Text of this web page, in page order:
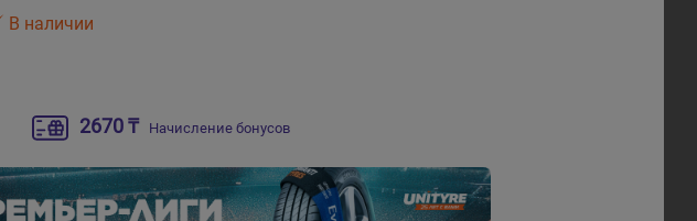
В наличии
2670 ₸ Начисление бонусов